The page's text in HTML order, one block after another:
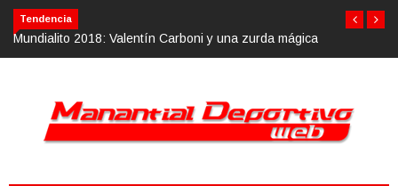
Tendencia
Carboni y una zurda mágicaCalvario Race 2018, 10 de noviembre